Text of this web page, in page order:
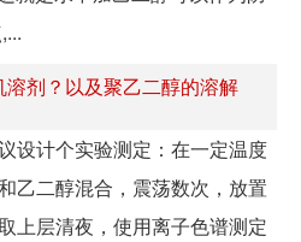
剂？以及聚乙二醇的溶解
设计个实验测定：在一定温度
乙二醇混合，震荡数次，放置
上层清夜，使用离子色谱测定